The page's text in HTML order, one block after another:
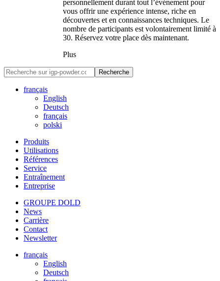
personnellement durant tout l’événement pour
vous offrir une expérience intense, riche en
découvertes et en connaissances techniques. Le
nombre de participants est volontairement limité à
30. Réservez votre place dès maintenant.
Plus
Recherche
français
English
Deutsch
français
polski
Produits
Utilisations
Références
Service
Entraînement
Entreprise
GROUPE DOLD
News
Carrière
Contact
Newsletter
français
English
Deutsch